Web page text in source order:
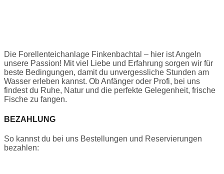
Die Forellenteichanlage Finkenbachtal – hier ist Angeln
unsere Passion! Mit viel Liebe und Erfahrung sorgen wir für
beste Bedingungen, damit du unvergessliche Stunden am
Wasser erleben kannst. Ob Anfänger oder Profi, bei uns
findest du Ruhe, Natur und die perfekte Gelegenheit, frische
Fische zu fangen.
BEZAHLUNG
So kannst du bei uns Bestellungen und Reservierungen
bezahlen: